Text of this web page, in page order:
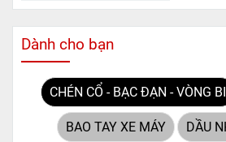
thông thường, mà còn là giải
pháp hoàn hảo được thiết kế
dành riêng cho "chiến mã"
này. Vớicông nghệ MF
(Maintenance Free)tiên tiến,
loại ắc quy khô này hoàn
Dành cho bạn
CHÉN CỔ - BẠC ĐẠN - VÒNG BI
BAO TAY XE MÁY DẦU